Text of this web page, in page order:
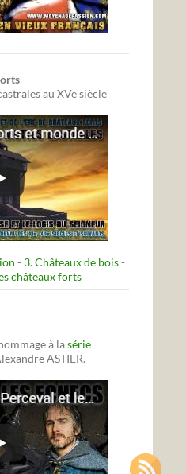
au XVe siècle
- 3. Châteaux de bois-
châteaux forts
à lasérie
ASTIER.